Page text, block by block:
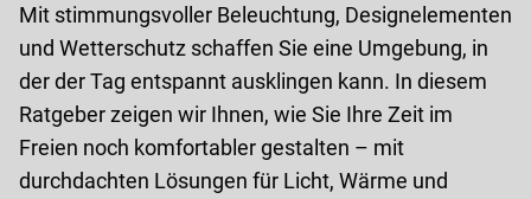
Mit stimmungsvoller Beleuchtung, Designelementen
und Wetterschutz schaffen Sie eine Umgebung, in
der der Tag entspannt ausklingen kann. In diesem
Ratgeber zeigen wir Ihnen, wie Sie Ihre Zeit im
Freien noch komfortabler gestalten – mit
durchdachten Lösungen für Licht, Wärme und